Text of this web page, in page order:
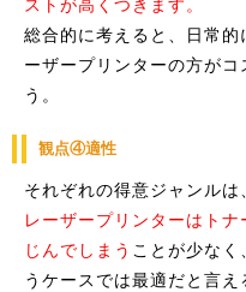
ストが高くつきます。
総合的に考えると、日常
ーザープリンターの方が
う。
観点④適性
それぞれの得意ジャンルは
レーザープリンターはト
じんでしまう ことが少なく
うケースでは最適だと言え